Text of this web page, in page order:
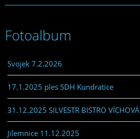
Fotoalbum
Svojek 7.2.2026
17.1.2025 ples SDH Kundratice
31.12.2025 SILVESTR BISTRO VÍCHOVÁ
Jilemnice 11.12.2025